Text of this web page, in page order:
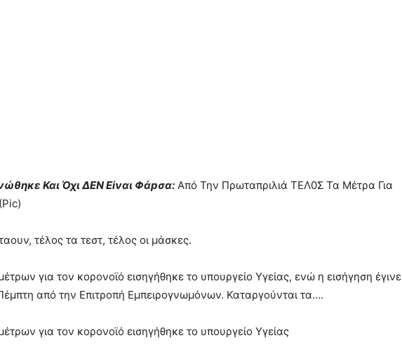
Και Όχι ΔEΝ Εiναι Φάpσα: Από Την Πρωταπριλιά ΤΕΛ0Σ Τα Mέτρα Για
τέλος τα τεστ, τέλος οι μάσκες.
για τον κορονοϊό εισηγήθηκε το υπουργείο Υγείας, ενώ η εισήγηση έγινε
από την Επιτροπή Εμπειρογνωμόνων. Καταργούνται τα….
για τον κορονοϊό εισηγήθηκε το υπουργείο Υγείας